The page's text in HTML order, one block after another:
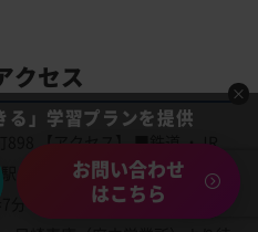
クセス
898 【アクセス】 ■鉄道 ・JR
より西へ徒歩約15分 ■バス 中
・目崎下バス停より徒歩5分
る」学習プランを提供
お問い合わせ
はこちら